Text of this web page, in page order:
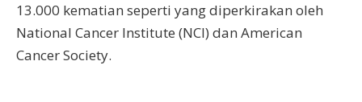
13.000 kematian seperti yang diperkirakan oleh
National Cancer Institute (NCI) dan American
Cancer Society.